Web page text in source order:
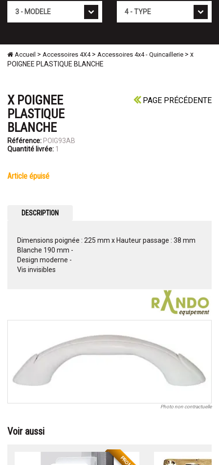
Accueil > Accessoires 4X4> Accessoires 4x4 - Quincaillerie > x
POIGNEE PLASTIQUE BLANCHE
PAGE PRÉCÉDENTE
X POIGNEE
PLASTIQUE
BLANCHE
Référence: POIG93AB
Quantité livrée: 1
article épuisé
DESCRIPTION
Dimensions poignée : 225 mm x Hauteur passage : 38 mm
Blanche 190 mm -
Design moderne -
Vis invisibles
Photo non contractuelle
Voir aussi